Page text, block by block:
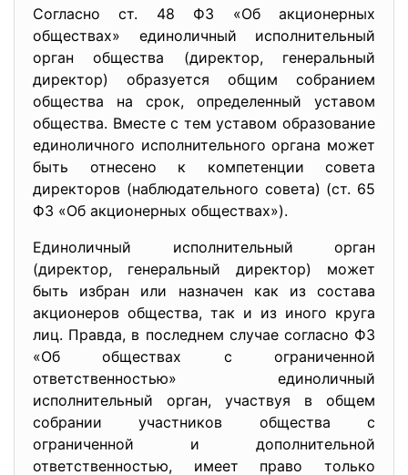
Согласно ст. 48 ФЗ «Об акционерных
обществах» единоличный исполнительный
орган общества (директор, генеральный
директор) образуется общим собранием
общества на срок, определенный уставом
общества. Вместе с тем уставом образование
единоличного исполнительного органа может
быть отнесено к компетенции совета
директоров (наблюдательного совета) (ст. 65
ФЗ «Об акционерных обществах»).
Единоличный исполнительный орган
(директор, генеральный директор) может
быть избран или назначен как из состава
акционеров общества, так и из иного круга
лиц. Правда, в последнем случае согласно ФЗ
«Об обществах с ограниченной
ответственностью» единоличный
исполнительный орган, участвуя в общем
собрании участников общества с
ограниченной и дополнительной
ответственностью, имеет право только